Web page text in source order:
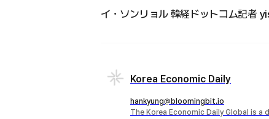
イ・ソンリョル 韓経ドットコム記
Korea Economic Daily
hankyung@bloomingbit.io
The Korea Economic Daily Global is